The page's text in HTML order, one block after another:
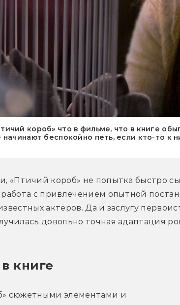
короб» что в фильме, что в книге
начинают беспокойно петь, если кто-то к
«Птичий короб» не попытка быстро
работа с привлечением опытной
актёров. Да и заслугу
довольно точная адаптация
книге
сюжетными элементами и